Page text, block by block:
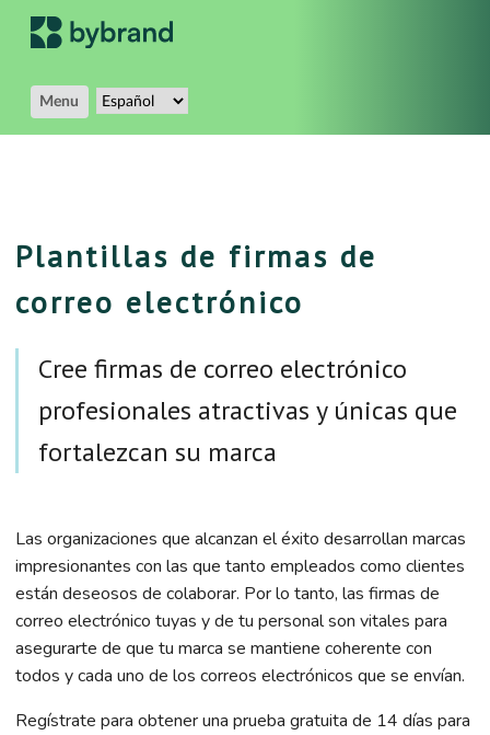
Menu
Plantillas de firmas de
correo electrónico
Cree firmas de correo electrónico
profesionales atractivas y únicas que
fortalezcan su marca
Las organizaciones que alcanzan el éxito desarrollan marcas
impresionantes con las que tanto empleados como clientes
están deseosos de colaborar. Por lo tanto, las firmas de
correo electrónico tuyas y de tu personal son vitales para
asegurarte de que tu marca se mantiene coherente con
todos y cada uno de los correos electrónicos que se envían.
Regístrate para obtener una prueba gratuita de 14 días para